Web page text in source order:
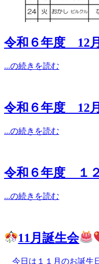
令和６年度 12
...の続きを読む
令和６年度 12
...の続きを読む
令和６年度 １
...の続きを読む
11月誕生会
今日は１１月のお誕生